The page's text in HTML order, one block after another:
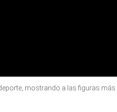
mostrando a las figuras